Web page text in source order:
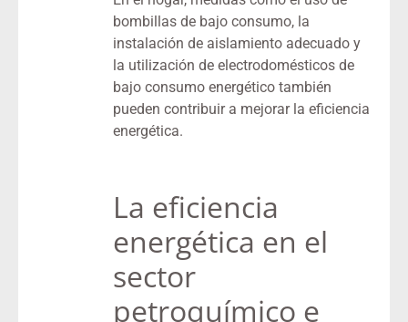
bombillas de bajo consumo, la
instalación de aislamiento adecuado y
la utilización de electrodomésticos de
bajo consumo energético también
pueden contribuir a mejorar la eficiencia
energética.
La eficiencia
energética en el
sector
petroquímico e